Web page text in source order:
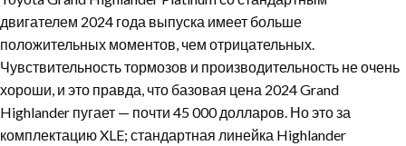
двигателем 2024 года выпуска имеет больше
положительных моментов, чем отрицательных.
Чувствительность тормозов и производительность не очень
хороши, и это правда, что базовая цена 2024 Grand
Highlander пугает — почти 45 000 долларов. Но это за
комплектацию XLE; стандартная линейка Highlander